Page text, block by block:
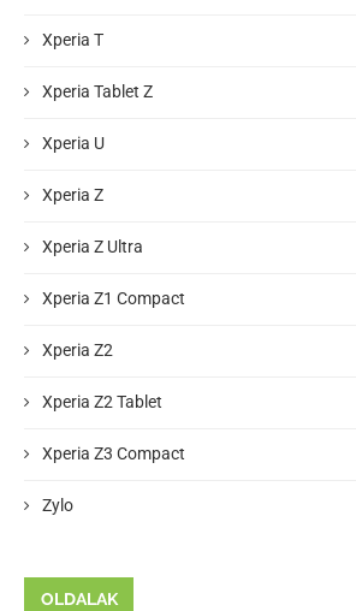
Xperia T
Xperia Tablet Z
Xperia U
Xperia Z
Xperia Z Ultra
Xperia Z1 Compact
Xperia Z2
Xperia Z2 Tablet
Xperia Z3 Compact
Zylo
OLDALAK